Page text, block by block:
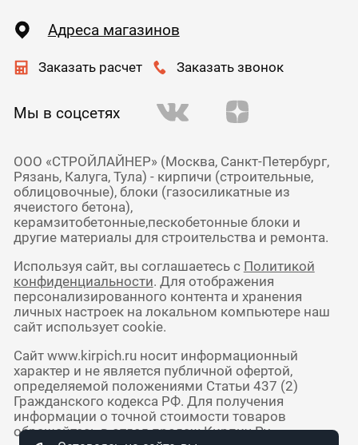
Адреса магазинов
Заказать расчет Заказать звонок
Мы в соцсетях
ООО «СТРОЙЛАЙНЕР» (Москва, Санкт-Петербург,
Рязань, Калуга, Тула) - кирпичи (строительные,
облицовочные), блоки (газосиликатные из
ячеистого бетона),
керамзитобетонные,пескобетонные блоки и
другие материалы для строительства и ремонта.
Используя сайт, вы соглашаетесь с Политикой
конфиденциальности. Для отображения
персонализированного контента и хранения
личных настроек на локальном компьютере наш
сайт использует cookie.
Сайт www.kirpich.ru носит информационный
характер и не является публичной офертой,
определяемой положениями Статьи 437 (2)
Гражданского кодекса РФ. Для получения
информации о точной стоимости товаров
обращайтесь в отдел продаж Кирпич Ру.